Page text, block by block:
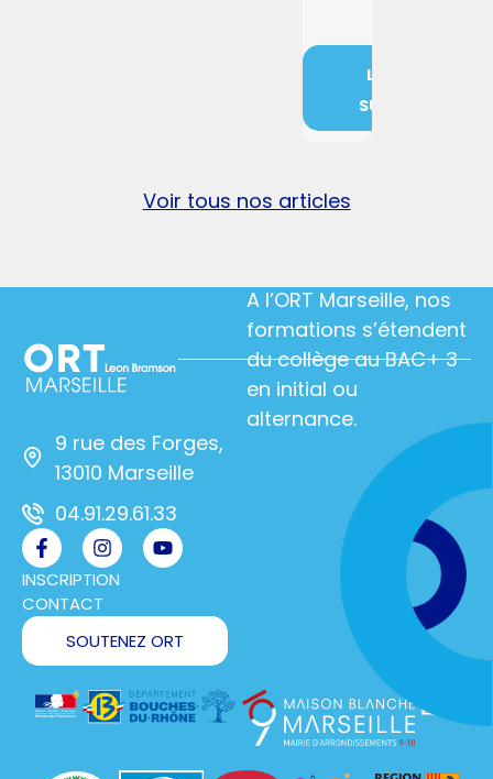
LIRE
SUITE
Voir tous nos articles
9 rue des Forges,
13010 Marseille
04.91.29.61.33
INSCRIPTION
CONTACT
SOUTENEZ ORT
A l’ORT Marseille, nos
formations s’étendent
du collège au BAC+ 3
en initial ou
alternance.